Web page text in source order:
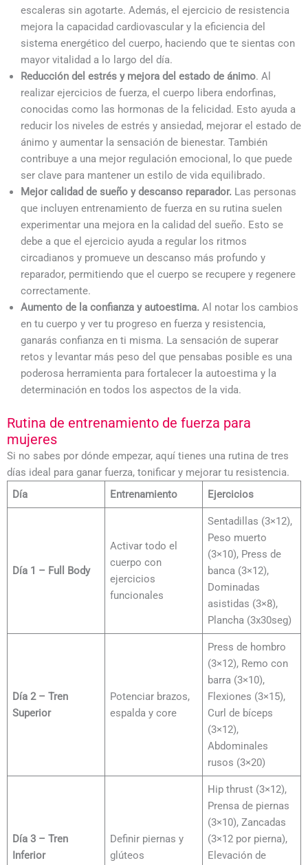
escaleras sin agotarte. Además, el ejercicio de resistencia
mejora la capacidad cardiovascular y la eficiencia del
sistema energético del cuerpo, haciendo que te sientas con
mayor vitalidad a lo largo del día.
Reducción del estrés y mejora del estado de ánimo. Al
realizar ejercicios de fuerza, el cuerpo libera endorfinas,
conocidas como las hormonas de la felicidad. Esto ayuda a
reducir los niveles de estrés y ansiedad, mejorar el estado de
ánimo y aumentar la sensación de bienestar. También
contribuye a una mejor regulación emocional, lo que puede
ser clave para mantener un estilo de vida equilibrado.
Mejor calidad de sueño y descanso reparador. Las personas
que incluyen entrenamiento de fuerza en su rutina suelen
experimentar una mejora en la calidad del sueño. Esto se
debe a que el ejercicio ayuda a regular los ritmos
circadianos y promueve un descanso más profundo y
reparador, permitiendo que el cuerpo se recupere y regenere
correctamente.
Aumento de la confianza y autoestima. Al notar los cambios
en tu cuerpo y ver tu progreso en fuerza y resistencia,
ganarás confianza en ti misma. La sensación de superar
retos y levantar más peso del que pensabas posible es una
poderosa herramienta para fortalecer la autoestima y la
determinación en todos los aspectos de la vida.
Rutina de entrenamiento de fuerza para
mujeres
Si no sabes por dónde empezar, aquí tienes una rutina de tres
días ideal para ganar fuerza, tonificar y mejorar tu resistencia.
Día
Entrenamiento Ejercicios
Día 1 – Full Body
Activar todo el
cuerpo con
ejercicios
funcionales
Sentadillas (3×12),
Peso muerto
(3×10), Press de
banca (3×12),
Dominadas
asistidas (3×8),
Plancha (3x30seg)
Día 2 – Tren
Superior
Potenciar brazos,
espalda y core
Press de hombro
(3×12), Remo con
barra (3×10),
Flexiones (3×15),
Curl de bíceps
(3×12),
Abdominales
rusos (3×20)
Día 3 – Tren
Inferior
Definir piernas y
glúteos
Hip thrust (3×12),
Prensa de piernas
(3×10), Zancadas
(3×12 por pierna),
Elevación de